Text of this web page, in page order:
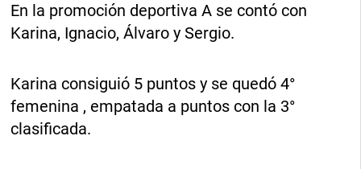
En la promoción deportiva A se contó con
Karina, Ignacio, Álvaro y Sergio.
Karina consiguió 5 puntos y se quedó 4°
femenina , empatada a puntos con la 3°
clasificada.